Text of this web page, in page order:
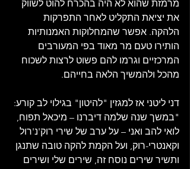
מרמזת שהוא לא היה בהכרח להוט לשווק
את יציאת התקליט לאחר התפרקות
הלהקה. אפשר שהמחלוקות האמנותיות
הותירו טעם מר מאוד בפי המעורבים
המרכזיים וגרמו להם פשוט לרצות לשכוח
מהכל ולהמשיך הלאה בחייהם.
דני ליטני אז למגזין "להיטון" בגילוי לב קורע:
"במשך שנה שלמה דיברנו – מיכאל תפוח,
לואי להב ואני – על ערב של שירי רוק'נ'רול
וקאנטרי-רוק, ועל הקמת להקה טובה שתנגן
ותשיר שירים נוסח זה, שירים שלי ושירים